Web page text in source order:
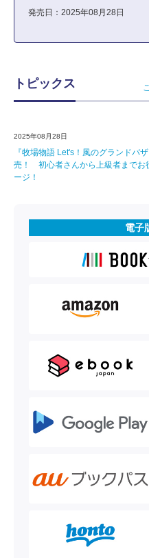
発売日：2025年08月28日
トピックス
2025年08月28日
『牧場物語 Let's！風のグランドバ
売！ 初心者さんから上級者までお
ージ！
電子